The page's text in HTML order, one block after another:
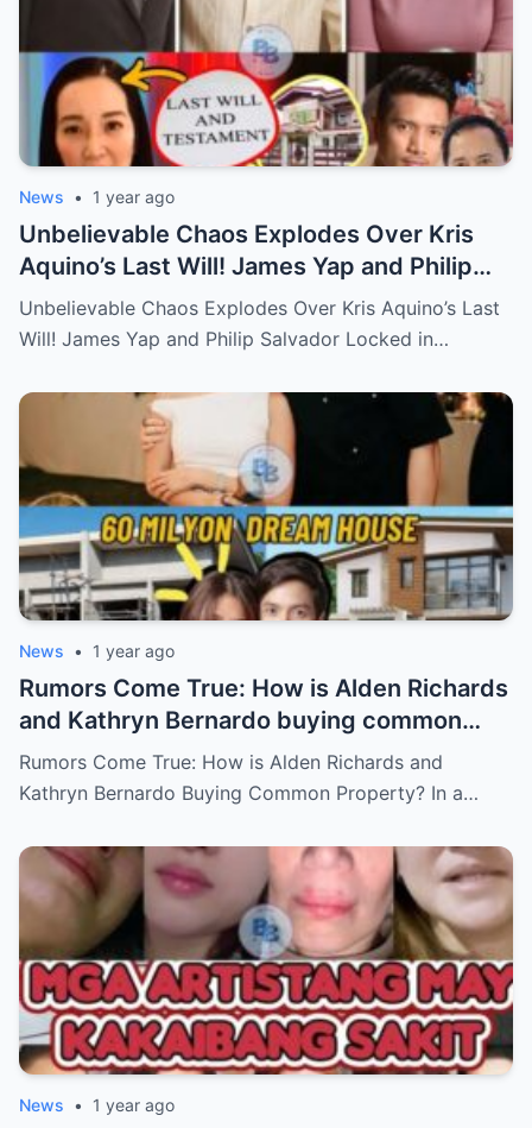
News • 1 year ago
Unbelievable Chaos Explodes Over Kris
Aquino’s Last Will! James Yap and Philip
Salvador Locked in Explosive Battle for Her
Hidden Fortune and Shocking Secrets—
Behind by the Queen of All Media?
Unbelievable Chaos Explodes Over Kris Aquino’s Last
Will! James Yap and Philip Salvador Locked in…
News • 1 year ago
Rumors Come True: How is Alden Richards
and Kathryn Bernardo buying common
property?
Rumors Come True: How is Alden Richards and
Kathryn Bernardo Buying Common Property? In a…
News • 1 year ago